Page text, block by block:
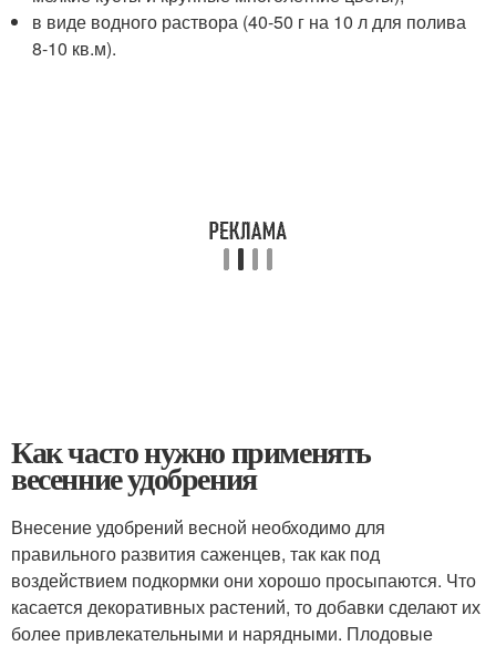
в виде водного раствора (40-50 г на 10 л для полива
8-10 кв.м).
Как часто нужно применять
весенние удобрения
Внесение удобрений весной необходимо для
правильного развития саженцев, так как под
воздействием подкормки они хорошо просыпаются. Что
касается декоративных растений, то добавки сделают их
более привлекательными и нарядными. Плодовые